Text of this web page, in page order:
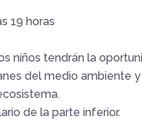
19 horas
niños tendrán la
del medio ambiente y
de la parte inferior.